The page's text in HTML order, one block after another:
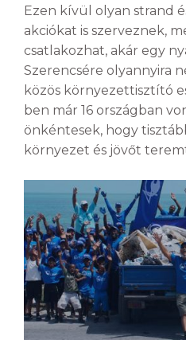
Ezen kívül olyan strand
akciókat is szerveznek,
csatlakozhat, akár egy
Szerencsére olyannyira
közös környezettisztító
ben már 16 országban
önkéntesek, hogy
környezet és jövőt